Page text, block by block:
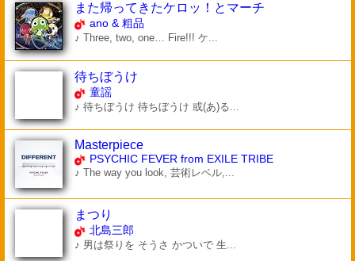
また帰ってきたケロッ！とマーチ
ano & 粗品
♪ Three, two, one… Fire!!! ケ...
待ちぼうけ
童謡
♪ 待ちぼうけ 待ちぼうけ 或(あ)る...
Masterpiece
PSYCHIC FEVER from EXILE TRIBE
♪ The way you look, 芸術レベル,...
まつり
北島三郎
♪ 男は祭りを そうさ かついで 生...